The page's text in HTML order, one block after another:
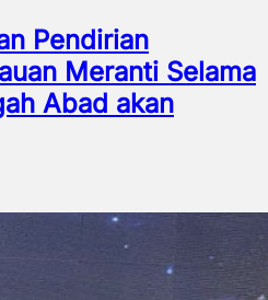
Pendirian
Meranti Selama
Abad akan